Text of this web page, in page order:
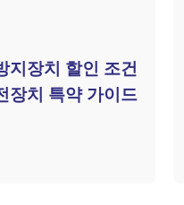
지장치 할인 조건
장치 특약 가이드